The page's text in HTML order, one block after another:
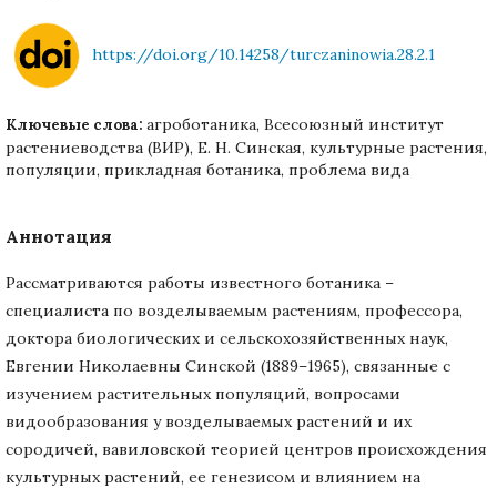
https://doi.org/10.14258/turczaninowia.28.2.1
Ключевые слова: агроботаника, Всесоюзный институт
растениеводства (ВИР), Е. Н. Синская, культурные растения,
популяции, прикладная ботаника, проблема вида
Аннотация
Рассматриваются работы известного ботаника –
специалиста по возделываемым растениям, профессора,
доктора биологических и сельскохозяйственных наук,
Евгении Николаевны Синской (1889–1965), связанные с
изучением растительных популяций, вопросами
видообразования у возделываемых растений и их
сородичей, вавиловской теорией центров происхождения
культурных растений, ее генезисом и влиянием на